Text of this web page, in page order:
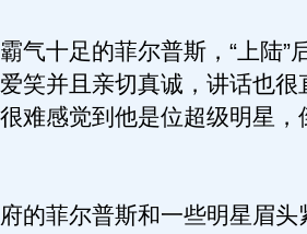
十足的菲尔普斯，“上陆”
笑并且亲切真诚，讲话也很
难感觉到他是位超级明星，
菲尔普斯和一些明星眉头